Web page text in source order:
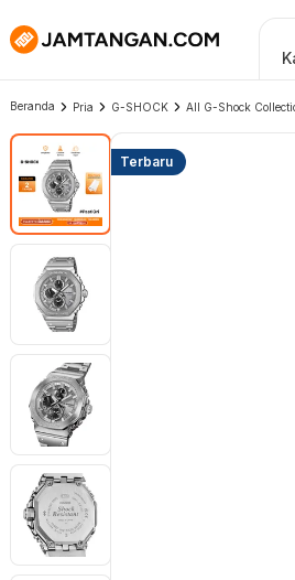
Beranda Pria G-SHOCK All G-Shock
Terbaru